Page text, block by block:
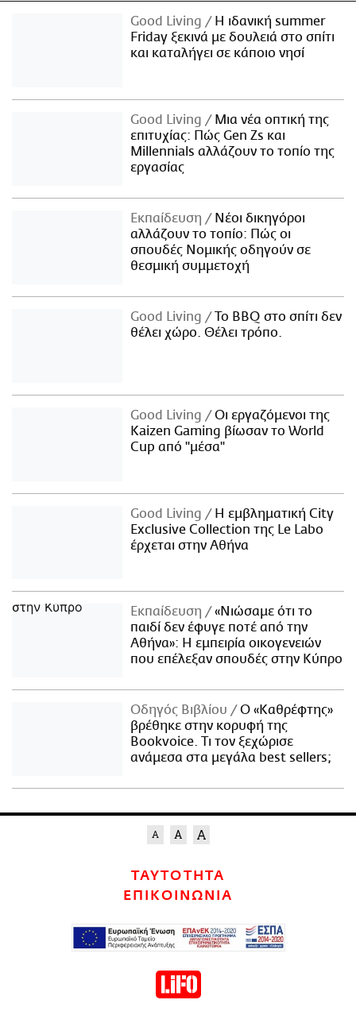
Good Living
Η ιδανική summer
Friday ξεκινά με δουλειά στο σπίτι
και καταλήγει σε κάποιο νησί
Good Living
Μια νέα οπτική της
επιτυχίας: Πώς Gen Zs και
Millennials αλλάζουν το τοπίο της
εργασίας
Εκπαίδευση
Νέοι δικηγόροι
αλλάζουν το τοπίο: Πώς οι
σπουδές Νομικής οδηγούν σε
θεσμική συμμετοχή
Good Living
Το BBQ στο σπίτι δεν
θέλει χώρο. Θέλει τρόπο.
Good Living
Οι εργαζόμενοι της
Kaizen Gaming βίωσαν το World
Cup από "μέσα"
Good Living
Η εμβληματική City
Exclusive Collection της Le Labo
έρχεται στην Αθήνα
Εκπαίδευση
«Νιώσαμε ότι το
παιδί δεν έφυγε ποτέ από την
Αθήνα»: Η εμπειρία οικογενειών
που επέλεξαν σπουδές στην Κύπρο
Οδηγός Βιβλίου
Ο «Καθρέφτης»
βρέθηκε στην κορυφή της
Bookvoice. Τι τον ξεχώρισε
ανάμεσα στα μεγάλα best sellers;
ΤΑΥΤΟΤΗΤΑ
ΕΠΙΚΟΙΝΩΝΙΑ